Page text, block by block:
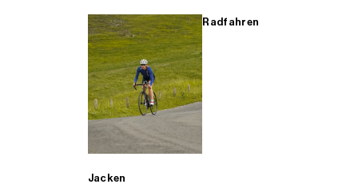
Radfahren
Jacken